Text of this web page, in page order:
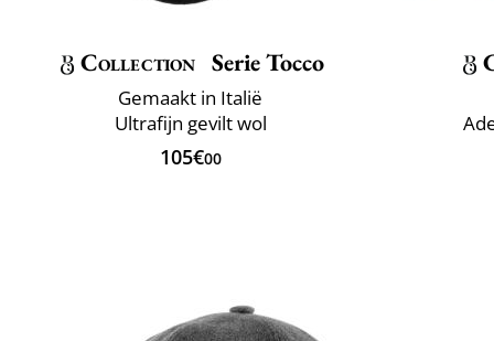
Collection Serie Tocco
Gemaakt in Italië
Ultrafijn gevilt wol
105€00